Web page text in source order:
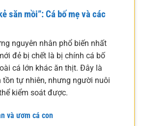
săn mồi”: Cá bố mẹ và các
nguyên nhân phổ biến nhất
đẻ bị chết là bị chính cá bố
cá lớn khác ăn thịt. Đây là
tồn tự nhiên, nhưng người nuôi
kiểm soát được.
và ươm cá con